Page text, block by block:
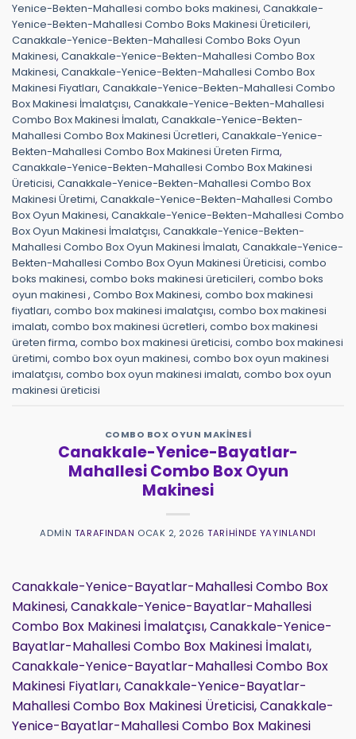
Yenice-Bekten-Mahallesi combo boks makinesi, Canakkale-
Yenice-Bekten-Mahallesi Combo Boks Makinesi Üreticileri,
Canakkale-Yenice-Bekten-Mahallesi Combo Boks Oyun
Makinesi, Canakkale-Yenice-Bekten-Mahallesi Combo Box
Makinesi, Canakkale-Yenice-Bekten-Mahallesi Combo Box
Makinesi Fiyatları, Canakkale-Yenice-Bekten-Mahallesi Combo
Box Makinesi İmalatçısı, Canakkale-Yenice-Bekten-Mahallesi
Combo Box Makinesi İmalatı, Canakkale-Yenice-Bekten-
Mahallesi Combo Box Makinesi Ücretleri, Canakkale-Yenice-
Bekten-Mahallesi Combo Box Makinesi Üreten Firma,
Canakkale-Yenice-Bekten-Mahallesi Combo Box Makinesi
Üreticisi, Canakkale-Yenice-Bekten-Mahallesi Combo Box
Makinesi Üretimi, Canakkale-Yenice-Bekten-Mahallesi Combo
Box Oyun Makinesi, Canakkale-Yenice-Bekten-Mahallesi Combo
Box Oyun Makinesi İmalatçısı, Canakkale-Yenice-Bekten-
Mahallesi Combo Box Oyun Makinesi İmalatı, Canakkale-Yenice-
Bekten-Mahallesi Combo Box Oyun Makinesi Üreticisi, combo
boks makinesi, combo boks makinesi üreticileri, combo boks
oyun makinesi , Combo Box Makinesi, combo box makinesi
fiyatları, combo box makinesi imalatçısı, combo box makinesi
imalatı, combo box makinesi ücretleri, combo box makinesi
üreten firma, combo box makinesi üreticisi, combo box makinesi
üretimi, combo box oyun makinesi, combo box oyun makinesi
imalatçısı, combo box oyun makinesi imalatı, combo box oyun
makinesi üreticisi
COMBO BOX OYUN MAKINESI
Canakkale-Yenice-Bayatlar-
Mahallesi Combo Box Oyun
Makinesi
ADMIN TARAFINDAN OCAK 2, 2026 TARIHINDE YAYINLANDI
Canakkale-Yenice-Bayatlar-Mahallesi Combo Box
Makinesi, Canakkale-Yenice-Bayatlar-Mahallesi
Combo Box Makinesi İmalatçısı, Canakkale-Yenice-
Bayatlar-Mahallesi Combo Box Makinesi İmalatı,
Canakkale-Yenice-Bayatlar-Mahallesi Combo Box
Makinesi Fiyatları, Canakkale-Yenice-Bayatlar-
Mahallesi Combo Box Makinesi Üreticisi, Canakkale-
Yenice-Bayatlar-Mahallesi Combo Box Makinesi